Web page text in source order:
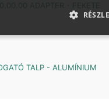
ADAPTER - FEKETE
TALP - ALUMÍNIUM